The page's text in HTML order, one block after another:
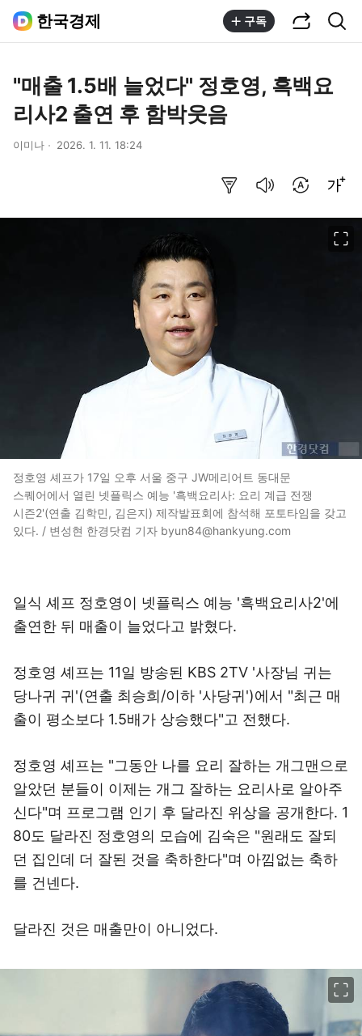
한국경제 구독
"매출 1.5배 늘었다" 정호영, 흑백요
리사2 출연 후 함박웃음
이미나 2026. 1. 11. 18:24
정호영 셰프가 17일 오후 서울 중구 JW메리어트 동대문
스퀘어에서 열린 넷플릭스 예능 '흑백요리사: 요리 계급 전쟁
시즌2'(연출 김학민, 김은지) 제작발표회에 참석해 포토타임을 갖고
있다. / 변성현 한경닷컴 기자 byun84@hankyung.com
일식 셰프 정호영이 넷플릭스 예능 '흑백요리사2'에
출연한 뒤 매출이 늘었다고 밝혔다.
정호영 셰프는 11일 방송된 KBS 2TV '사장님 귀는
당나귀 귀'(연출 최승희/이하 '사당귀')에서 "최근 매
출이 평소보다 1.5배가 상승했다"고 전했다.
정호영 셰프는 "그동안 나를 요리 잘하는 개그맨으로
알았던 분들이 이제는 개그 잘하는 요리사로 알아주
신다"며 프로그램 인기 후 달라진 위상을 공개한다. 1
80도 달라진 정호영의 모습에 김숙은 "원래도 잘되
던 집인데 더 잘된 것을 축하한다"며 아낌없는 축하
를 건넨다.
달라진 것은 매출만이 아니었다.